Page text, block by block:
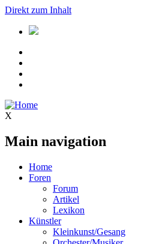
Direkt zum Inhalt
X
Main navigation
Home
Foren
Forum
Artikel
Lexikon
Künstler
Kleinkunst/Gesang